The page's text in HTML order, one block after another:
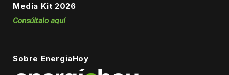
Media Kit 2026
Consúltalo aquí
Sobre EnergiaHoy